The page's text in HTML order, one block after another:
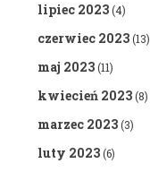
lipiec 2023(4)
czerwiec 2023(13)
maj 2023(11)
kwiecień 2023(8)
marzec 2023(3)
luty 2023(6)